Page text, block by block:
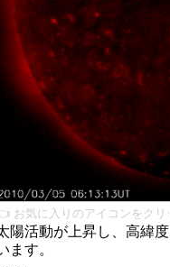
お気に入りのアイコンをクリ
陽活動が上昇し、高緯
ます。